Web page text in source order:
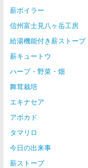
薪ボイラー
信州富士見八ヶ岳工房
給湯機能付き薪ストーブ
薪キュートウ
ハーブ・野菜・畑
舞茸栽培
エキナセア
アボカド
タマリロ
今日の出来事
薪ストーブ